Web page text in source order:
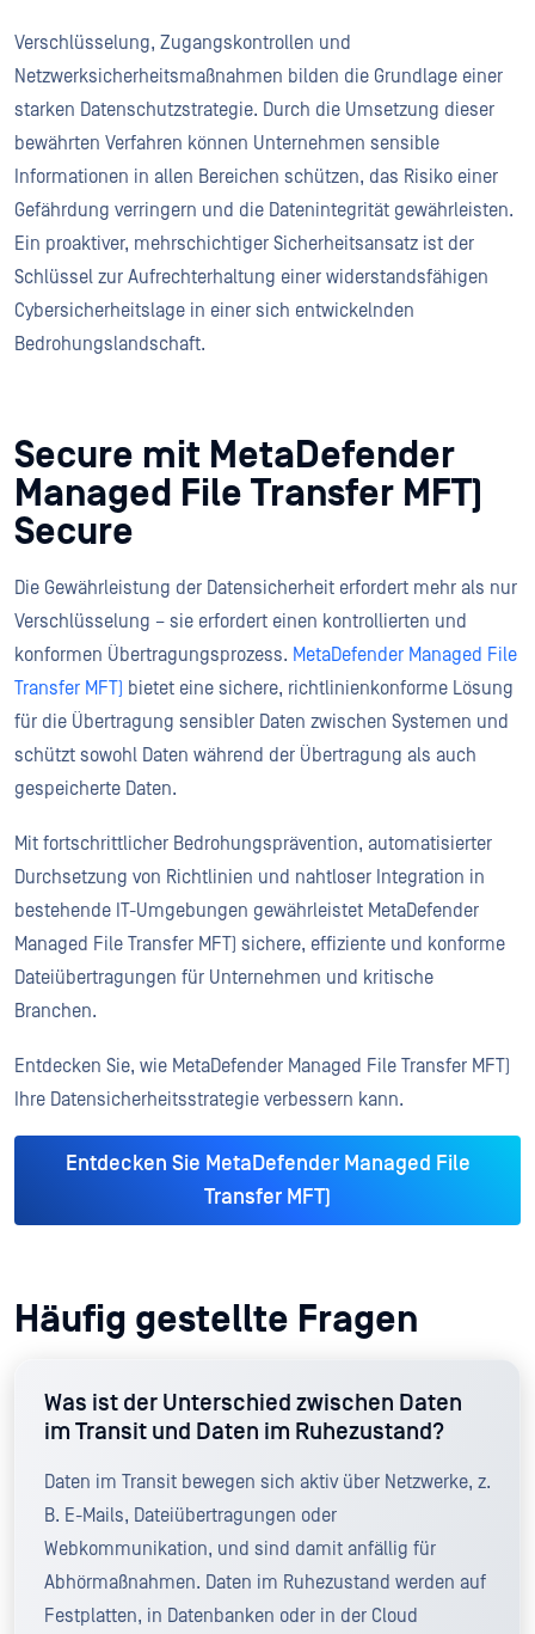
Verschlüsselung, Zugangskontrollen und
Netzwerksicherheitsmaßnahmen bilden die Grundlage einer
starken Datenschutzstrategie. Durch die Umsetzung dieser
bewährten Verfahren können Unternehmen sensible
Informationen in allen Bereichen schützen, das Risiko einer
Gefährdung verringern und die Datenintegrität gewährleisten.
Ein proaktiver, mehrschichtiger Sicherheitsansatz ist der
Schlüssel zur Aufrechterhaltung einer widerstandsfähigen
Cybersicherheitslage in einer sich entwickelnden
Bedrohungslandschaft.
Secure mit MetaDefender
Managed File Transfer MFT)
Secure
Die Gewährleistung der Datensicherheit erfordert mehr als nur
Verschlüsselung – sie erfordert einen kontrollierten und
konformen Übertragungsprozess. MetaDefender Managed File
Transfer MFT) bietet eine sichere, richtlinienkonforme Lösung
für die Übertragung sensibler Daten zwischen Systemen und
schützt sowohl Daten während der Übertragung als auch
gespeicherte Daten.
Mit fortschrittlicher Bedrohungsprävention, automatisierter
Durchsetzung von Richtlinien und nahtloser Integration in
bestehende IT-Umgebungen gewährleistet MetaDefender
Managed File Transfer MFT) sichere, effiziente und konforme
Dateiübertragungen für Unternehmen und kritische
Branchen.
Entdecken Sie, wie MetaDefender Managed File Transfer MFT)
Ihre Datensicherheitsstrategie verbessern kann.
Entdecken Sie MetaDefender Managed File
Transfer MFT)
Häufig gestellte Fragen
Was ist der Unterschied zwischen Daten
im Transit und Daten im Ruhezustand?
Daten im Transit bewegen sich aktiv über Netzwerke, z.
B. E-Mails, Dateiübertragungen oder
Webkommunikation, und sind damit anfällig für
Abhörmaßnahmen. Daten im Ruhezustand werden auf
Festplatten, in Datenbanken oder in der Cloud